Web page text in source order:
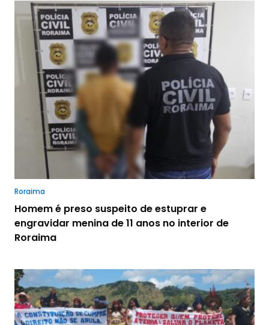
Roraima
Homem é preso suspeito de estuprar e
engravidar menina de 11 anos no interior de
Roraima